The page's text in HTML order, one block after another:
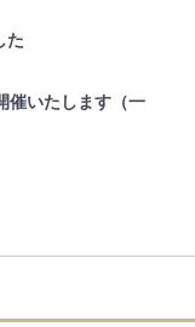
た
催いたします（一